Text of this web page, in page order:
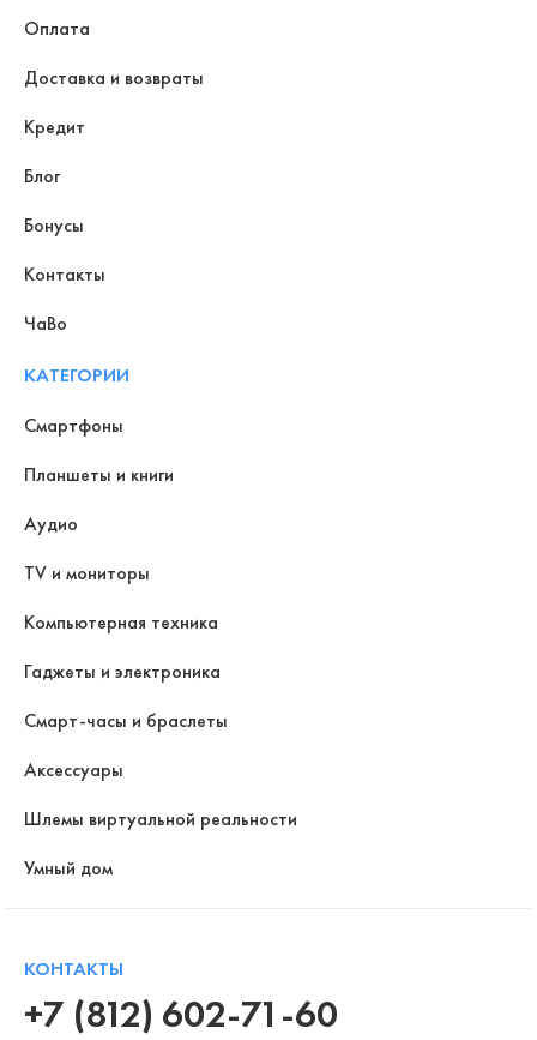
Оплата
Доставка и возвраты
Кредит
Блог
Бонусы
Контакты
ЧаВо
КАТЕГОРИИ
Смартфоны
Планшеты и книги
Аудио
TV и мониторы
Компьютерная техника
Гаджеты и электроника
Смарт-часы и браслеты
Аксессуары
Шлемы виртуальной реальности
Умный дом
КОНТАКТЫ
+7 (812) 602-71-60